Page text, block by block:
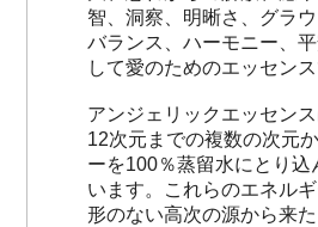
智、洞察、明晰さ、グラウ
バランス、ハーモニー、
して愛のためのエッセンス
アンジェリックエッセン
12次元までの複数の次元
ーを100％蒸留水にとり込
います。これらのエネル
形のない高次の源から来た